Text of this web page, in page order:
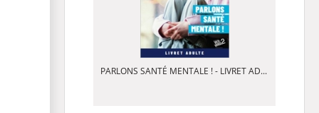
PARLONS SANTÉ MENTALE ! - LIVRET AD...